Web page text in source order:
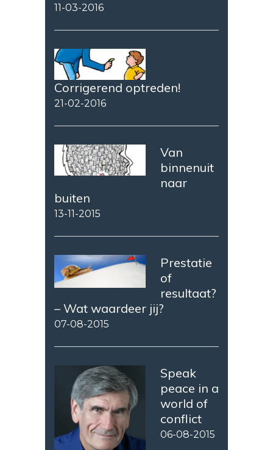
11-03-2016
Corrigerend optreden!
21-02-2016
Van
binnenuit
naar
buiten
13-11-2015
Prestatie
of
resultaat?
– Wat waardeer jij?
07-08-2015
Speak
peace in a
world of
conflict
06-08-2015